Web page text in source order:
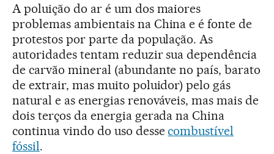
A poluição do ar é um dos maiores
problemas ambientais na China e é fonte de
protestos por parte da população. As
autoridades tentam reduzir sua dependência
de carvão mineral (abundante no país, barato
de extrair, mas muito poluidor) pelo gás
natural e as energias renováveis, mas mais de
dois terços da energia gerada na China
continua vindo do uso dessecombustível
fóssil.